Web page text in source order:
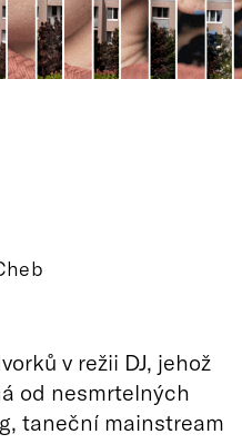
v režii DJ, jehož
od nesmrtelných
taneční mainstream